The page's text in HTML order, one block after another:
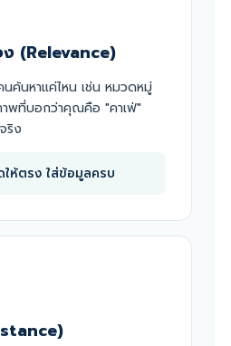
ง (Relevance)
ค้นหาแค่ไหน เช่น หมวดหมู่
พที่บอกว่าคุณคือ "คาเฟ่"
ริง
ให้ตรง ใส่ข้อมูลครบ